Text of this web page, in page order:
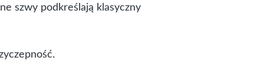
szwy podkreślają klasyczny